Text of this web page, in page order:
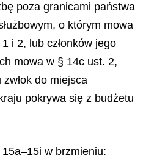
poza granicami państwa
o którym mowa
i 2, lub członków jego
mowa w § 14c ust. 2,
do miejsca
pokrywa się z budżetu
w brzmieniu: